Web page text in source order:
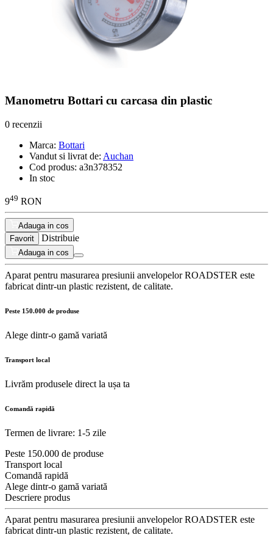
Manometru Bottari cu carcasa din plastic
0 recenzii
Marca: Bottari
Vandut si livrat de: Auchan
Cod produs: a3n378352
In stoc
949 RON
Adauga in cos
Favorit
Distribuie
Adauga in cos
Aparat pentru masurarea presiunii anvelopelor ROADSTER este
fabricat dintr-un plastic rezistent, de calitate.
Peste 150.000 de produse
Alege dintr-o gamă variată
Transport local
Livrăm produsele direct la ușa ta
Comandă rapidă
Termen de livrare: 1-5 zile
Peste 150.000 de produse
Transport local
Comandă rapidă
Alege dintr-o gamă variată
Descriere produs
Aparat pentru masurarea presiunii anvelopelor ROADSTER este
fabricat dintr-un plastic rezistent, de calitate.